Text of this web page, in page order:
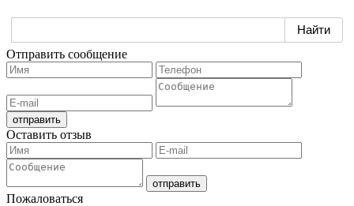
Отправить сообщение
Оставить отзыв
Пожаловаться